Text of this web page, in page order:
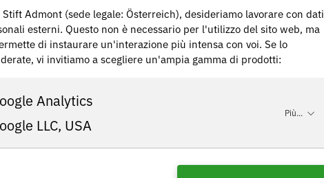
Stift Admont (sede legale: Österreich), desideriamo lavorare con dati
esterni. Questo non è necessario per l'utilizzo del sito web, ma
di instaurare un'interazione più intensa con voi. Se lo
vi invitiamo a scegliere un'ampia gamma di prodotti:
Analytics
LLC, USA
Più...